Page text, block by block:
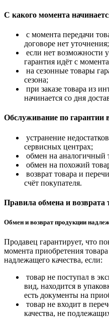
С какого момента
с момента передачи
договоре нет уточнения;
если нет возможности
гарантия идёт с
на сезонные товары
сезона;
при заказе товара из
начинается со дня
Обслуживание по гарантии
устранение
сервисных центрах;
обмен на аналогичный
обмен на похожий
возврат товара и
счёт покупателя.
Правила обмена и возврата
Обмен и возврат продукции
Продавец гарантирует, что
момента приобретения
надлежащего качества, если:
товар не поступал в
вид, находится в
есть документы на
товар не входит в
качества, не